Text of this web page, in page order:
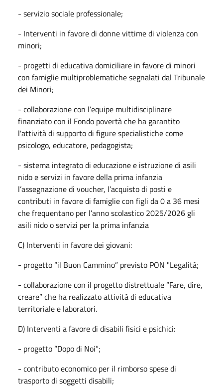
- servizio sociale professionale;
- Interventi in favore di donne vittime di violenza con
minori;
- progetti di educativa domiciliare in favore di minori
con famiglie multiproblematiche segnalati dal Tribunale
dei Minori;
- collaborazione con l’equipe multidisciplinare
finanziato con il Fondo povertà che ha garantito
l'attività di supporto di figure specialistiche come
psicologo, educatore, pedagogista;
- sistema integrato di educazione e istruzione di asili
nido e servizi in favore della prima infanzia
l’assegnazione di voucher, l’acquisto di posti e
contributi in favore di famiglie con figli da 0 a 36 mesi
che frequentano per l’anno scolastico 2025/2026 gli
asili nido o servizi per la prima infanzia
C) Interventi in favore dei giovani:
- progetto “il Buon Cammino” previsto PON "Legalità;
- collaborazione con il progetto distrettuale “Fare, dire,
creare” che ha realizzato attività di educativa
territoriale e laboratori.
D) Interventi a favore di disabili fisici e psichici:
- progetto “Dopo di Noi”;
- contributo economico per il rimborso spese di
trasporto di soggetti disabili;